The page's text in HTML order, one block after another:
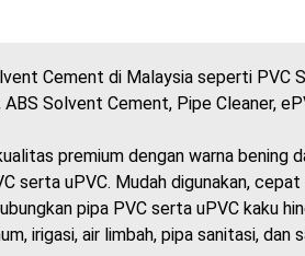
Cement di Malaysia seperti
Solvent Cement, Pipe Cleaner,
premium dengan warna bening
serta uPVC. Mudah digunakan,
pipa PVC serta uPVC kaku
irigasi, air limbah, pipa sanitasi, dan